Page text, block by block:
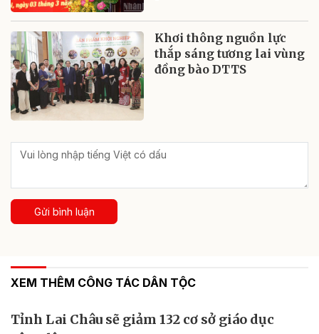
Khơi thông nguồn lực
thắp sáng tương lai vùng
đồng bào DTTS
Gửi bình luận
XEM THÊM CÔNG TÁC DÂN TỘC
Tỉnh Lai Châu sẽ giảm 132 cơ sở giáo dục